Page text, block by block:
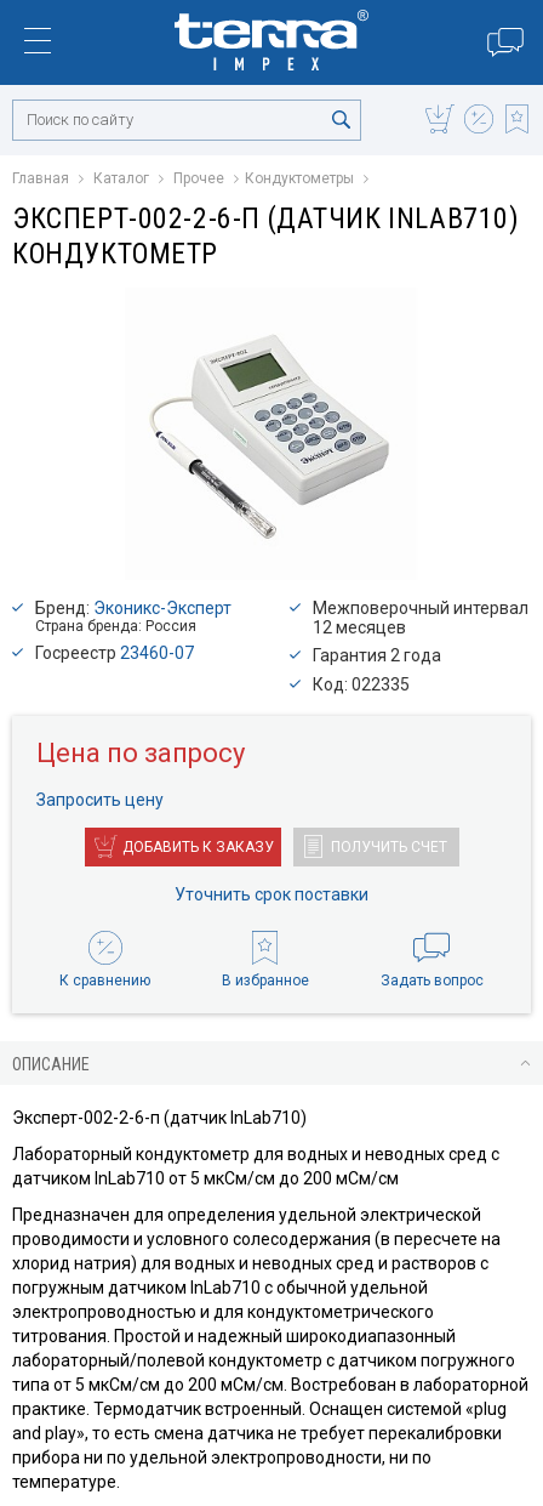
Главная Каталог Прочее Кондуктометры
ЭКСПЕРТ-002-2-6-П (ДАТЧИК INLAB710)
КОНДУКТОМЕТР
Бренд: Эконикс-Эксперт
Страна бренда: Россия
Госреестр 23460-07
Межповерочный интервал
12 месяцев
Гарантия 2 года
Код: 022335
Цена по запросу
Запросить цену
ДОБАВИТЬ К ЗАКАЗУ ПОЛУЧИТЬ СЧЕТ
Уточнить срок поставки
К сравнению В избранное Задать вопрос
ОПИСАНИЕ
Эксперт-002-2-6-п (датчик InLab710)
Лабораторный кондуктометр для водных и неводных сред с
датчиком InLab710 от 5 мкСм/см до 200 мСм/см
Предназначен для определения удельной электрической
проводимости и условного солесодержания (в пересчете на
хлорид натрия) для водных и неводных сред и растворов с
погружным датчиком InLab710 с обычной удельной
электропроводностью и для кондуктометрического
титрования. Простой и надежный широкодиапазонный
лабораторный/полевой кондуктометр с датчиком погружного
типа от 5 мкСм/см до 200 мСм/см. Востребован в лабораторной
практике. Термодатчик встроенный. Оснащен системой «plug
and play», то есть смена датчика не требует перекалибровки
прибора ни по удельной электропроводности, ни по
температуре.